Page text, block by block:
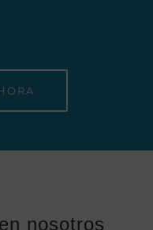
nosotros